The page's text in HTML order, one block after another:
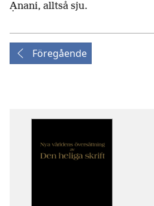
Ạnani, alltså sju.
Föregående